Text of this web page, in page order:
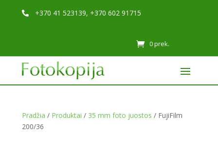
 +370 41 523139, +370 602 91715
0 prek.
Pradžia / Produktai / 35 mm foto juostos / FujiFilm
200/36